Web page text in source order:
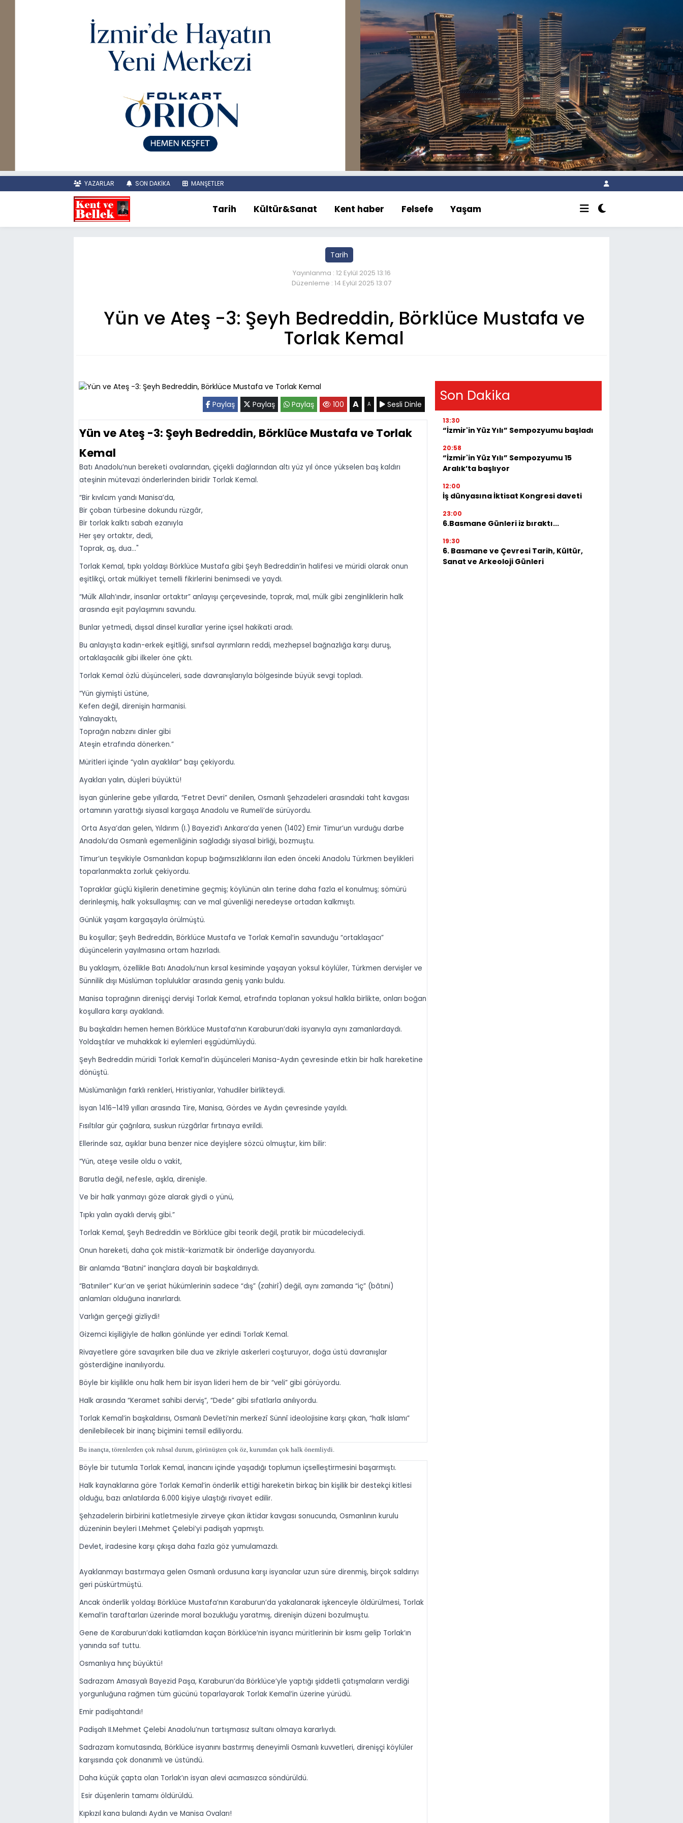
YAZARLAR SON DAKİKA MANŞETLER
Tarih Kültür&Sanat Kent haber Felsefe Yaşam
Tarih
Yayınlanma : 12 Eylül 2025 13:16
Düzenleme : 14 Eylül 2025 13:07
Yün ve Ateş -3: Şeyh Bedreddin, Börklüce Mustafa ve
Torlak Kemal
Paylaş Paylaş Paylaş 100 A A Sesli Dinle
Yün ve Ateş -3: Şeyh Bedreddin, Börklüce Mustafa ve Torlak
Kemal
Batı Anadolu’nun bereketi ovalarından, çiçekli dağlarından altı yüz yıl önce yükselen baş kaldırı
ateşinin mütevazi önderlerinden biridir Torlak Kemal.
“Bir kıvılcım yandı Manisa’da,
Bir çoban türbesine dokundu rüzgâr,
Bir torlak kalktı sabah ezanıyla
Her şey ortaktır, dedi,
Toprak, aş, dua..."
Torlak Kemal, tıpkı yoldaşı Börklüce Mustafa gibi Şeyh Bedreddin’in halifesi ve müridi olarak onun
eşitlikçi, ortak mülkiyet temelli fikirlerini benimsedi ve yaydı.
“Mülk Allah’ındır, insanlar ortaktır” anlayışı çerçevesinde, toprak, mal, mülk gibi zenginliklerin halk
arasında eşit paylaşımını savundu.
Bunlar yetmedi, dışsal dinsel kurallar yerine içsel hakikati aradı.
Bu anlayışta kadın-erkek eşitliği, sınıfsal ayrımların reddi, mezhepsel bağnazlığa karşı duruş,
ortaklaşacılık gibi ilkeler öne çıktı.
Torlak Kemal özlü düşünceleri, sade davranışlarıyla bölgesinde büyük sevgi topladı.
“Yün giymişti üstüne,
Kefen değil, direnişin harmanisi.
Yalınayaktı,
Toprağın nabzını dinler gibi
Ateşin etrafında dönerken.”
Müritleri içinde “yalın ayaklılar” başı çekiyordu.
Ayakları yalın, düşleri büyüktü!
İsyan günlerine gebe yıllarda, “Fetret Devri” denilen, Osmanlı Şehzadeleri arasındaki taht kavgası
ortamının yarattığı siyasal kargaşa Anadolu ve Rumeli’de sürüyordu.
Orta Asya’dan gelen, Yıldırım (I.) Bayezid’ı Ankara’da yenen (1402) Emir Timur’un vurduğu darbe
Anadolu’da Osmanlı egemenliğinin sağladığı siyasal birliği, bozmuştu.
Timur’un teşvikiyle Osmanlıdan kopup bağımsızlıklarını ilan eden önceki Anadolu Türkmen beylikleri
toparlanmakta zorluk çekiyordu.
Topraklar güçlü kişilerin denetimine geçmiş; köylünün alın terine daha fazla el konulmuş; sömürü
derinleşmiş, halk yoksullaşmış; can ve mal güvenliği neredeyse ortadan kalkmıştı.
Günlük yaşam kargaşayla örülmüştü.
Bu koşullar; Şeyh Bedreddin, Börklüce Mustafa ve Torlak Kemal’in savunduğu “ortaklaşacı”
düşüncelerin yayılmasına ortam hazırladı.
Bu yaklaşım, özellikle Batı Anadolu’nun kırsal kesiminde yaşayan yoksul köylüler, Türkmen dervişler ve
Sünnilik dışı Müslüman topluluklar arasında geniş yankı buldu.
Manisa toprağının direnişçi dervişi Torlak Kemal, etrafında toplanan yoksul halkla birlikte, onları boğan
koşullara karşı ayaklandı.
Bu başkaldırı hemen hemen Börklüce Mustafa’nın Karaburun’daki isyanıyla aynı zamanlardaydı.
Yoldaştılar ve muhakkak ki eylemleri eşgüdümlüydü.
Şeyh Bedreddin müridi Torlak Kemal’in düşünceleri Manisa-Aydın çevresinde etkin bir halk hareketine
dönüştü.
Müslümanlığın farklı renkleri, Hristiyanlar, Yahudiler birlikteydi.
İsyan 1416–1419 yılları arasında Tire, Manisa, Gördes ve Aydın çevresinde yayıldı.
Fısıltılar gür çağrılara, suskun rüzgârlar fırtınaya evrildi.
Ellerinde saz, aşıklar buna benzer nice deyişlere sözcü olmuştur, kim bilir:
“Yün, ateşe vesile oldu o vakit,
Barutla değil, nefesle, aşkla, direnişle.
Ve bir halk yanmayı göze alarak giydi o yünü,
Tıpkı yalın ayaklı derviş gibi.”
Torlak Kemal, Şeyh Bedreddin ve Börklüce gibi teorik değil, pratik bir mücadeleciydi.
Onun hareketi, daha çok mistik-karizmatik bir önderliğe dayanıyordu.
Bir anlamda “Batıni” inançlara dayalı bir başkaldırıydı.
“Batıniler” Kur’an ve şeriat hükümlerinin sadece “dış” (zahirî) değil, aynı zamanda “iç” (bâtıni)
anlamları olduğuna inanırlardı.
Varlığın gerçeği gizliydi!
Gizemci kişiliğiyle de halkın gönlünde yer edindi Torlak Kemal.
Rivayetlere göre savaşırken bile dua ve zikriyle askerleri coşturuyor, doğa üstü davranışlar
gösterdiğine inanılıyordu.
Böyle bir kişilikle onu halk hem bir isyan lideri hem de bir “veli” gibi görüyordu.
Halk arasında “Keramet sahibi derviş”, “Dede” gibi sıfatlarla anılıyordu.
Torlak Kemal’in başkaldırısı, Osmanlı Devleti’nin merkezî Sünnî ideolojisine karşı çıkan, “halk İslamı”
denilebilecek bir inanç biçimini temsil ediliyordu.
Bu inançta, törenlerden çok ruhsal durum, görünüşten çok öz, kurumdan çok halk önemliydi.
Böyle bir tutumla Torlak Kemal, inancını içinde yaşadığı toplumun içselleştirmesini başarmıştı.
Halk kaynaklarına göre Torlak Kemal’in önderlik ettiği hareketin birkaç bin kişilik bir destekçi kitlesi
olduğu, bazı anlatılarda 6.000 kişiye ulaştığı rivayet edilir.
Şehzadelerin birbirini katletmesiyle zirveye çıkan iktidar kavgası sonucunda, Osmanlının kurulu
düzeninin beyleri I.Mehmet Çelebi’yi padişah yapmıştı.
Devlet, iradesine karşı çıkışa daha fazla göz yumulamazdı.
Ayaklanmayı bastırmaya gelen Osmanlı ordusuna karşı isyancılar uzun süre direnmiş, birçok saldırıyı
geri püskürtmüştü.
Ancak önderlik yoldaşı Börklüce Mustafa’nın Karaburun’da yakalanarak işkenceyle öldürülmesi, Torlak
Kemal’in taraftarları üzerinde moral bozukluğu yaratmış, direnişin düzeni bozulmuştu.
Gene de Karaburun’daki katliamdan kaçan Börklüce’nin isyancı müritlerinin bir kısmı gelip Torlak’ın
yanında saf tuttu.
Osmanlıya hınç büyüktü!
Sadrazam Amasyalı Bayezid Paşa, Karaburun’da Börklüce’yle yaptığı şiddetli çatışmaların verdiği
yorgunluğuna rağmen tüm gücünü toparlayarak Torlak Kemal’in üzerine yürüdü.
Emir padişahtandı!
Padişah II.Mehmet Çelebi Anadolu’nun tartışmasız sultanı olmaya kararlıydı.
Sadrazam komutasında, Börklüce isyanını bastırmış deneyimli Osmanlı kuvvetleri, direnişçi köylüler
karşısında çok donanımlı ve üstündü.
Daha küçük çapta olan Torlak’ın isyan alevi acımasızca söndürüldü.
Esir düşenlerin tamamı öldürüldü.
Kıpkızıl kana bulandı Aydın ve Manisa Ovaları!
Son Dakika
13:30
“İzmir'in Yüz Yılı” Sempozyumu başladı
20:58
“İzmir'in Yüz Yılı” Sempozyumu 15
Aralık’ta başlıyor
12:00
İş dünyasına İktisat Kongresi daveti
23:00
6.Basmane Günleri iz bıraktı...
19:30
6. Basmane ve Çevresi Tarih, Kültür,
Sanat ve Arkeoloji Günleri